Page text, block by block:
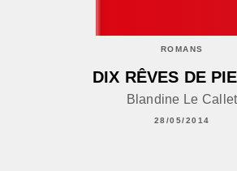
ROMANS
DIX RÊVES DE
Blandine Le Callet
28/05/2014